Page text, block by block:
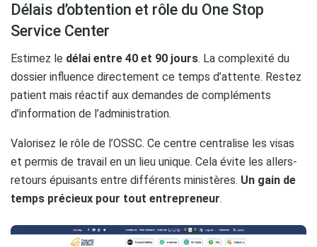
Délais d’obtention et rôle du One Stop
Service Center
Estimez le délai entre 40 et 90 jours. La complexité du
dossier influence directement ce temps d’attente. Restez
patient mais réactif aux demandes de compléments
d’information de l’administration.
Valorisez le rôle de l’OSSC. Ce centre centralise les visas
et permis de travail en un lieu unique. Cela évite les allers-
retours épuisants entre différents ministères. Un gain de
temps précieux pour tout entrepreneur.